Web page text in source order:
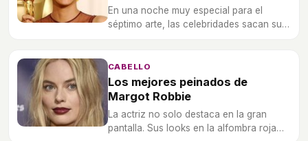
En una noche muy especial para el
séptimo arte, las celebridades sacan sus
CABELLO
Los mejores peinados de
Margot Robbie
La actriz no solo destaca en la gran
pantalla. Sus looks en la alfombra roja